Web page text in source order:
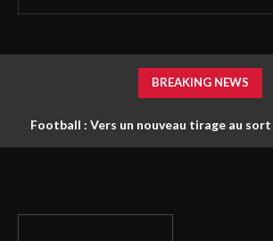
BREAKING NEWS
Football : Vers un nouveau tirage au